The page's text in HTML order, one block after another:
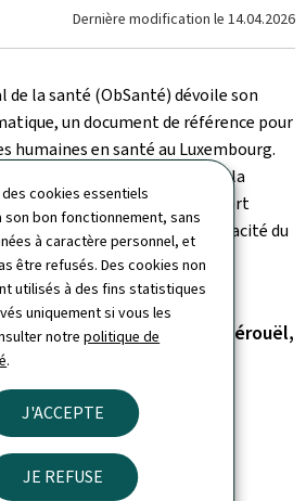
cookies essentiels
son bon fonctionnement, sans
à caractère personnel, et
être refusés. Des cookies non
utilisés à des fins statistiques
uniquement si vous les
notrepolitique de
.
J'ACCEPTE
JE REFUSE
Dernière modification le 14.04.2026
de la santé (ObSanté) dévoile son
un document de référence pour
humaines en santé au Luxembourg.
liés à la disponibilité et à la
de la santé, ce rapport
pour renforcer l’efficacité du
PhD, Aymeric d’Hérouël,
MD, MPH
page(s)
Pdf
8-5